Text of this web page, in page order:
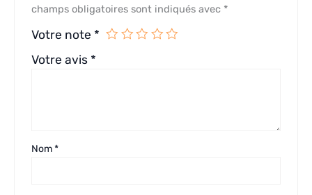
champs obligatoires sont indiqués avec *
Votre note *
Votre avis *
Nom*